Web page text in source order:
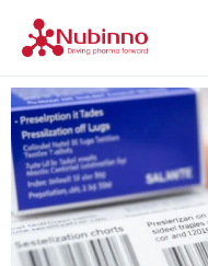
treści